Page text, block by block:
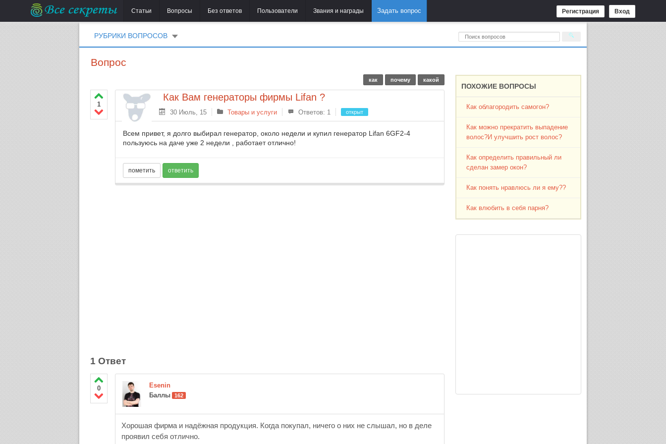
Регистрация Вход
Задать вопрос
Статьи Вопросы Без ответов Пользователи Звания и награды
РУБРИКИ ВОПРОСОВ
Вопрос
как почему какой
1
Как Вам генераторы фирмы Lifan ?
30 Июль, 15 Товары и услуги Ответов: 1 открыт
Всем привет, я долго выбирал генератор, около недели и купил генератор Lifan 6GF2-4
пользуюсь на даче уже 2 недели , работает отлично!
1 Ответ
0
Esenin
Баллы
162
Хорошая фирма и надёжная продукция. Когда покупал, ничего о них не слышал, но в деле
проявил себя отлично.
ПОХОЖИЕ ВОПРОСЫ
Как облагородить самогон?
Как можно прекратить выпадение
волос?И улучшить рост волос?
Как определить правильный ли
сделан замер окон?
Как понять нравлюсь ли я ему??
Как влюбить в себя парня?